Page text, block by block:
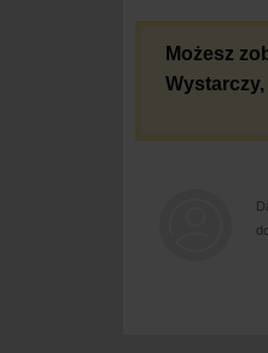
Możesz
Wystarczy,